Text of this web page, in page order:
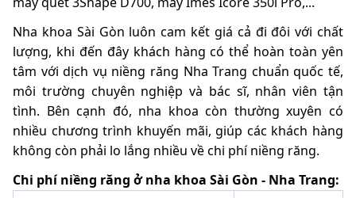
Nha khoa Sài Gòn luôn cam kết giá cả đi đôi với chất
lượng, khi đến đây khách hàng có thể hoàn toàn yên
tâm với dịch vụ niềng răng Nha Trang chuẩn quốc tế,
môi trường chuyên nghiệp và bác sĩ, nhân viên tận
tình. Bên cạnh đó, nha khoa còn thường xuyên có
nhiều chương trình khuyến mãi, giúp các khách hàng
không còn phải lo lắng nhiều về chi phí niềng răng.
Chi phí niềng răng ở nha khoa Sài Gòn - Nha Trang: